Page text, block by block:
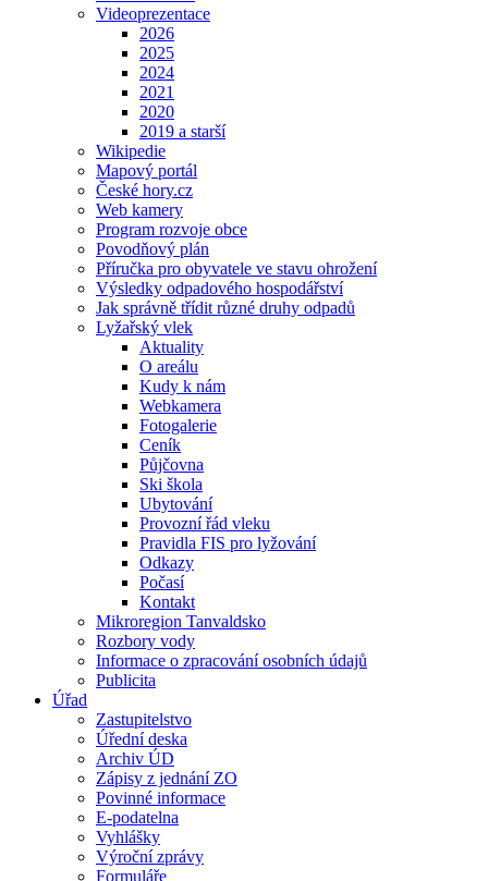
Videoprezentace
2026
2025
2024
2021
2020
2019 a starší
Wikipedie
Mapový portál
České hory.cz
Web kamery
Program rozvoje obce
Povodňový plán
Příručka pro obyvatele ve stavu ohrožení
Výsledky odpadového hospodářství
Jak správně třídit různé druhy odpadů
Lyžařský vlek
Aktuality
O areálu
Kudy k nám
Webkamera
Fotogalerie
Ceník
Půjčovna
Ski škola
Ubytování
Provozní řád vleku
Pravidla FIS pro lyžování
Odkazy
Počasí
Kontakt
Mikroregion Tanvaldsko
Rozbory vody
Informace o zpracování osobních údajů
Publicita
Úřad
Zastupitelstvo
Úřední deska
Archiv ÚD
Zápisy z jednání ZO
Povinné informace
E-podatelna
Vyhlášky
Výroční zprávy
Formuláře